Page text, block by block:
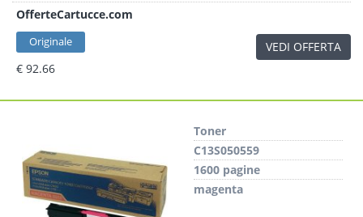
OfferteCartucce.com
Originale
€ 92.66
VEDI OFFERTA
Toner
C13S050559
1600 pagine
magenta